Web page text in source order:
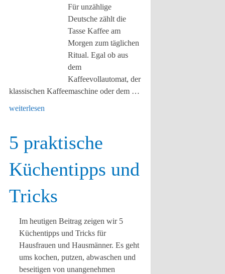
Für unzählige
Deutsche zählt die
Tasse Kaffee am
Morgen zum täglichen
Ritual. Egal ob aus
dem
Kaffeevollautomat, der
klassischen Kaffeemaschine oder dem …
weiterlesen
5 praktische
Küchentipps und
Tricks
Im heutigen Beitrag zeigen wir 5
Küchentipps und Tricks für
Hausfrauen und Hausmänner. Es geht
ums kochen, putzen, abwaschen und
beseitigen von unangenehmen